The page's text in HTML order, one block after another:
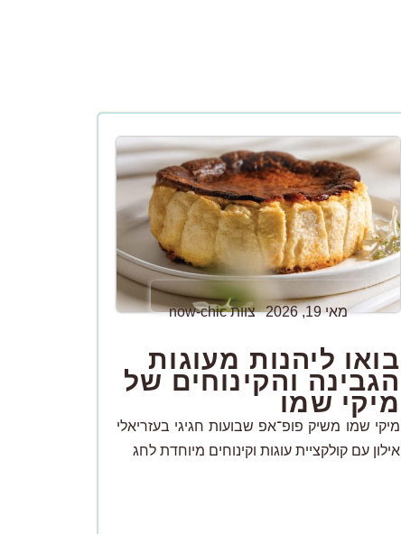
מאי 19, 2026 צוות now-chic
בואו ליהנות מעוגות
הגבינה והקינוחים של
מיקי שמו
מיקי שמו משיק פופ־אפ שבועות חגיגי בעזריאלי
אילון עם קולקציית עוגות וקינוחים מיוחדת לחג